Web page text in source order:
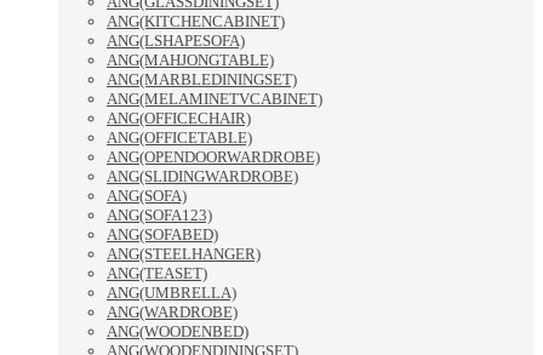
ANG(KITCHENCABINET)
ANG(LSHAPESOFA)
ANG(MAHJONGTABLE)
ANG(MARBLEDININGSET)
ANG(MELAMINETVCABINET)
ANG(OFFICECHAIR)
ANG(OFFICETABLE)
ANG(OPENDOORWARDROBE)
ANG(SLIDINGWARDROBE)
ANG(SOFA)
ANG(SOFA123)
ANG(SOFABED)
ANG(STEELHANGER)
ANG(TEASET)
ANG(UMBRELLA)
ANG(WARDROBE)
ANG(WOODENBED)
ANG(WOODENDININGSET)